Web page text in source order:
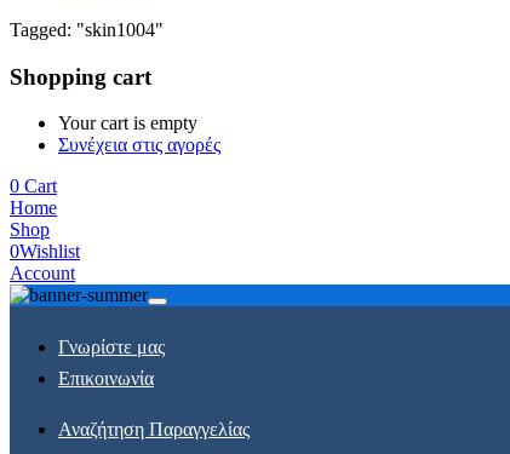
Tagged: "skin1004"
Shopping cart
Your cart is empty
Συνέχεια στις αγορές
0 Cart
Home
Shop
0Wishlist
Account
Γνωρίστε μας
Επικοινωνία
Αναζήτηση Παραγγελίας